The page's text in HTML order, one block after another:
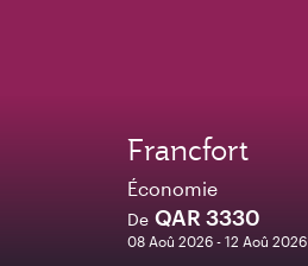
Francfort
Économie
De QAR 3330
08 Aoû 2026 - 12 Aoû 2026